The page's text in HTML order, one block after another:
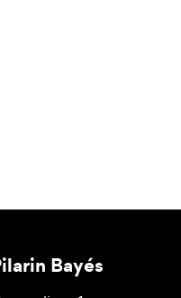
Bayés